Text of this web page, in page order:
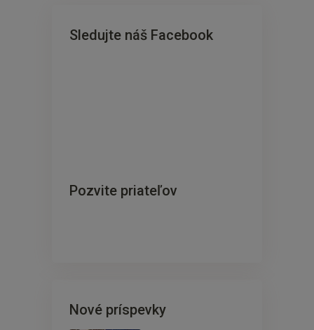
Sledujte náš Facebook
Pozvite priateľov
Nové príspevky